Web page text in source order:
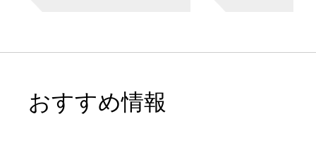
おすすめ情報